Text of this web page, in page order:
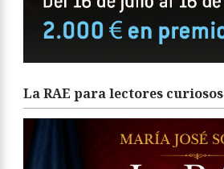
La RAE para lectores curiosos